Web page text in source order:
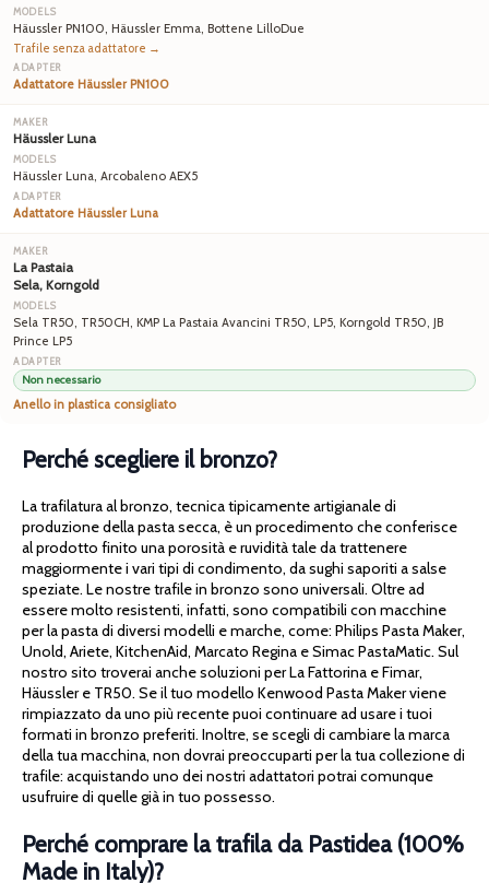
Häussler PN100, Häussler Emma, Bottene LilloDue
Trafile senza adattatore →
Adattatore Häussler PN100
Häussler Luna
Häussler Luna, Arcobaleno AEX5
Adattatore Häussler Luna
La Pastaia
Sela, Korngold
Sela TR50, TR50CH, KMP La Pastaia Avancini TR50, LP5, Korngold TR50, JB
Prince LP5
Non necessario
Anello in plastica consigliato
Perché scegliere il bronzo?
La trafilatura al bronzo, tecnica tipicamente artigianale di
produzione della pasta secca, è un procedimento che conferisce
al prodotto finito una porosità e ruvidità tale da trattenere
maggiormente i vari tipi di condimento, da sughi saporiti a salse
speziate. Le nostre trafile in bronzo sono universali. Oltre ad
essere molto resistenti, infatti, sono compatibili con macchine
per la pasta di diversi modelli e marche, come: Philips Pasta Maker,
Unold, Ariete, KitchenAid, Marcato Regina e Simac PastaMatic. Sul
nostro sito troverai anche soluzioni per La Fattorina e Fimar,
Häussler e TR50. Se il tuo modello Kenwood Pasta Maker viene
rimpiazzato da uno più recente puoi continuare ad usare i tuoi
formati in bronzo preferiti. Inoltre, se scegli di cambiare la marca
della tua macchina, non dovrai preoccuparti per la tua collezione di
trafile: acquistando uno dei nostri adattatori potrai comunque
usufruire di quelle già in tuo possesso.
Perché comprare la trafila da Pastidea (100%
Made in Italy)?